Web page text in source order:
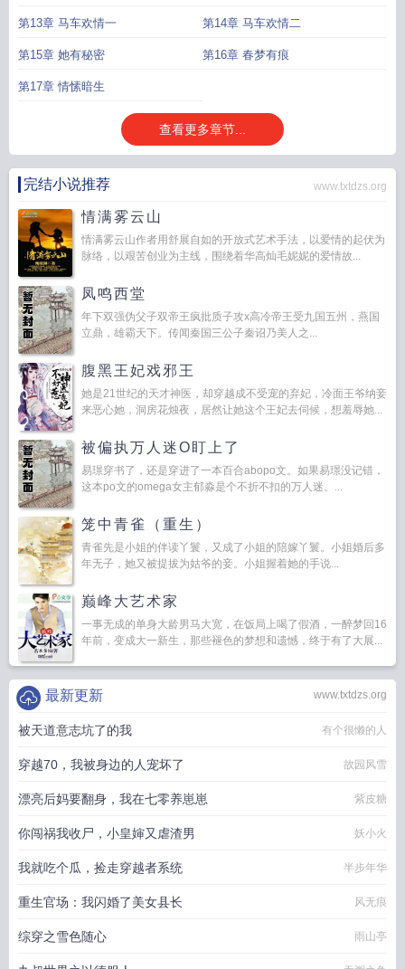
第13章 马车欢情一 第14章 马车欢情二
第15章 她有秘密 第16章 春梦有痕
第17章 情愫暗生
查看更多章节...
完结小说推荐 www.txtdzs.org
情满雾云山
情满雾云山作者用舒展自如的开放式艺术手法，以爱情的起伏为
脉络，以艰苦创业为主线，围绕着华高灿毛妮妮的爱情故...
凤鸣西堂
年下双强伪父子双帝王疯批质子攻x高冷帝王受九国五州，燕国
立鼎，雄霸天下。传闻秦国三公子秦诏乃美人之...
腹黑王妃戏邪王
她是21世纪的天才神医，却穿越成不受宠的弃妃，冷面王爷纳妾
来恶心她，洞房花烛夜，居然让她这个王妃去伺候，想羞辱她...
被偏执万人迷O盯上了
易璟穿书了，还是穿进了一本百合abopo文。如果易璟没记错，
这本po文的omega女主郁淼是个不折不扣的万人迷。...
笼中青雀（重生）
青雀先是小姐的伴读丫鬟，又成了小姐的陪嫁丫鬟。小姐婚后多
年无子，她又被提拔为姑爷的妾。小姐握着她的手说...
巅峰大艺术家
一事无成的单身大龄男马大宽，在饭局上喝了假酒，一醉梦回16
年前，变成大一新生，那些褪色的梦想和遗憾，终于有了大展...
www.txtdzs.org
最新更新
被天道意志坑了的我 有个很懒的人
穿越70，我被身边的人宠坏了 故园风雪
漂亮后妈要翻身，我在七零养崽崽 紫皮糖
你闯祸我收尸，小皇婶又虐渣男 妖小火
我就吃个瓜，捡走穿越者系统 半步年华
重生官场：我闪婚了美女县长 风无痕
综穿之雪色随心 雨山亭